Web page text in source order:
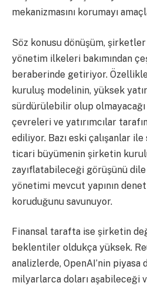
mekanizmasını korumayı
Söz konusu dönüşüm,
yönetim ilkeleri bakımından
beraberinde getiriyor. Özellikle
kuruluş modelinin, yüksek
sürdürülebilir olup olmayacağı
çevreleri ve yatırımcılar
ediliyor. Bazı eski çalışanlar
ticari büyümenin şirketin
zayıflatabileceği görüşünü
yönetimi mevcut yapının
koruduğunu savunuyor.
Finansal tarafta ise şirketin
beklentiler oldukça yüksek.
analizlerde, OpenAI’nin piyasa
milyarlarca doları aşabileceği